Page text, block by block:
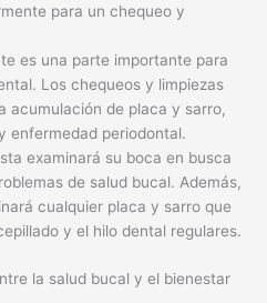
para un chequeo y
es una parte importante para
Los chequeos y limpiezas
acumulación de placa y sarro,
enfermedad periodontal.
examinará su boca en busca
de salud bucal. Además,
cualquier placa y sarro que
y el hilo dental regulares.
la salud bucal y el bienestar